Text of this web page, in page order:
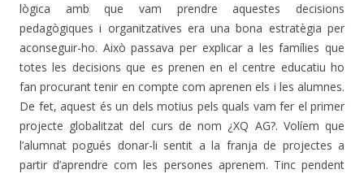
lògica amb que vam prendre aquestes decisions
pedagògiques i organitzatives era una bona estratègia per
aconseguir-ho. Això passava per explicar a les famílies que
totes les decisions que es prenen en el centre educatiu ho
fan procurant tenir en compte com aprenen els i les alumnes.
De fet, aquest és un dels motius pels quals vam fer el primer
projecte globalitzat del curs de nom ¿XQ AG?. Volíem que
l’alumnat pogués donar-li sentit a la franja de projectes a
partir d’aprendre com les persones aprenem. Tinc pendent